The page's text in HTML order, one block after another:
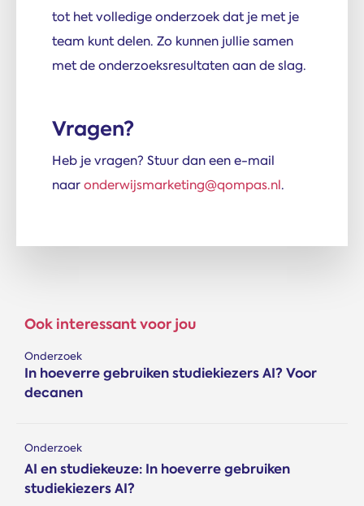
tot het volledige onderzoek dat je met je
team kunt delen. Zo kunnen jullie samen
met de onderzoeksresultaten aan de slag.
Vragen?
Heb je vragen? Stuur dan een e-mail
naaronderwijsmarketing@qompas.nl.
Ook interessant voor jou
Onderzoek
In hoeverre gebruiken studiekiezers AI? Voor
decanen
Onderzoek
AI en studiekeuze: In hoeverre gebruiken
studiekiezers AI?